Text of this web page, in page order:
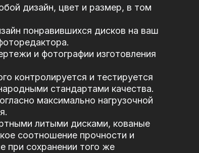
дизайн, цвет и размер, в том
понравившихся дисков на ваш
и фотографии изготовления
контролируется и тестируется
стандартами качества.
максимально нагрузочной
литыми дисками, кованые
соотношение прочности и
при сохранении того же